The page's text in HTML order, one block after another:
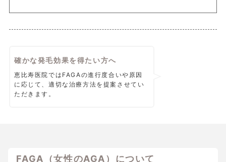
確かな発毛効果を得たい方へ
恵比寿医院ではFAGAの進行度合いや原因
に応じて、適切な治療方法を提案させてい
ただきます。
FAGA（女性のAGA）について